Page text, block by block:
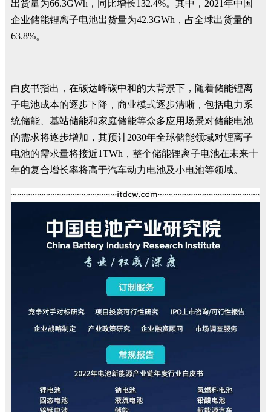
出货量为66.3GWh，同比增长132.4%。其中，2021年中国
企业储能锂离子电池出货量为42.3GWh，占全球出货量的
63.8%。
白皮书指出，在碳达峰碳中和的大背景下，随着储能锂离
子电池成本的逐步下降，商业模式逐步清晰，包括电力系
统储能、基站储能和家庭储能等众多应用场景对储能电池
的需求将逐步增加，其预计2030年全球储能领域对锂离子
电池的需求量将接近1TWh，整个储能锂离子电池在未来十
年的复合增长率将高于汽车动力电池及小电池等领域。